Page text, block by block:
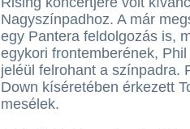
Nagyszínpadhoz. A már
egy Pantera feldolgozás is,
egykori frontemberének,
jeléül felrohant a színpadra.
Down kíséretében érkezett
mesélek.